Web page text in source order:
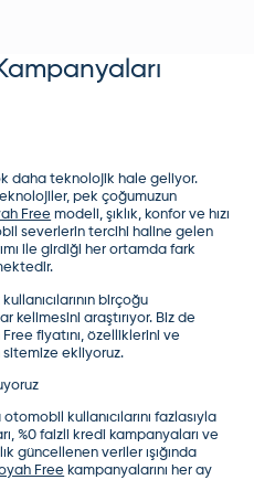
daha teknolojik hale geliyor.
pek çoğumuzun
Free modeli, şıklık, konfor ve hızı
severlerin tercihi haline gelen
ile girdiği her ortamda fark
birçoğu
kelimesini araştırıyor. Biz de
Free fiyatını, özelliklerini ve
sitemize ekliyoruz.
otomobil kullanıcılarını fazlasıyla
%0 faizli kredi kampanyaları ve
güncellenen veriler ışığında
Free kampanyalarını her ay